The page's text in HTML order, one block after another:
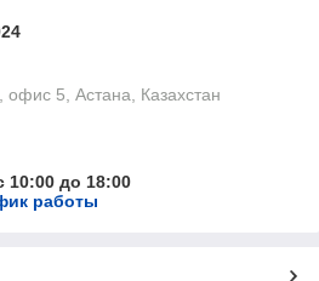
5, Астана, Казахстан
10:00 до 18:00
работы